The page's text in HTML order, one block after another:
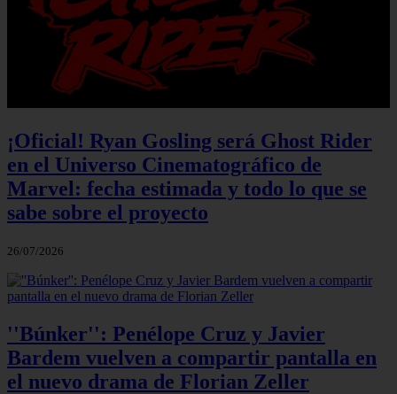
¡Oficial! Ryan Gosling será Ghost Rider
en el Universo Cinematográfico de
Marvel: fecha estimada y todo lo que se
sabe sobre el proyecto
26/07/2026
''Búnker'': Penélope Cruz y Javier
Bardem vuelven a compartir pantalla en
el nuevo drama de Florian Zeller